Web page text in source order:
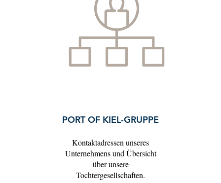
PORT OF KIEL-GRUPPE
Kontaktadressen unseres
Unternehmens und Übersicht
über unsere
Tochtergesellschaften.